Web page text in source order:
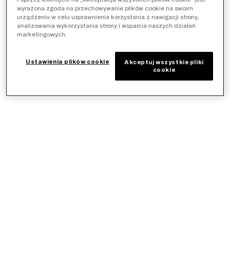
wyrażona zgoda na przechowywanie plików cookie na swoim
urządzeniu w celu usprawnienia korzystania z nawigacji strony,
analizowania wykorzystania strony i wsparcia naszych działań
marketingowych.
Ustawienia plików cookie
Akceptuj wszystkie pliki
cookie